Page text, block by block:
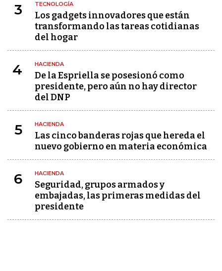
3 TECNOLOGÍA
Los gadgets innovadores que están
transformando las tareas cotidianas
del hogar
4 HACIENDA
De la Espriella se posesionó como
presidente, pero aún no hay director
del DNP
5 HACIENDA
Las cinco banderas rojas que hereda el
nuevo gobierno en materia económica
6 HACIENDA
Seguridad, grupos armados y
embajadas, las primeras medidas del
presidente